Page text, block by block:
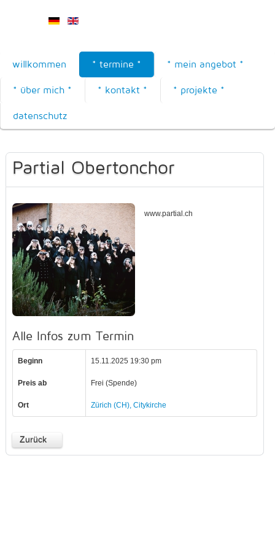
willkommen * termine * * mein angebot *
* über mich * * kontakt * * projekte *
datenschutz
Partial Obertonchor
www.partial.ch
Alle Infos zum Termin
Beginn 15.11.2025 19:30 pm
Preis ab Frei (Spende)
Ort Zürich (CH), Citykirche
Zurück